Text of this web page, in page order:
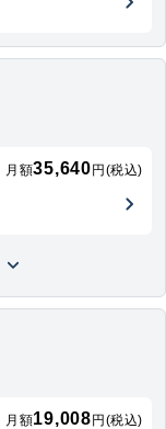
月額35,640 円(税込)
月額19,008 円(税込)